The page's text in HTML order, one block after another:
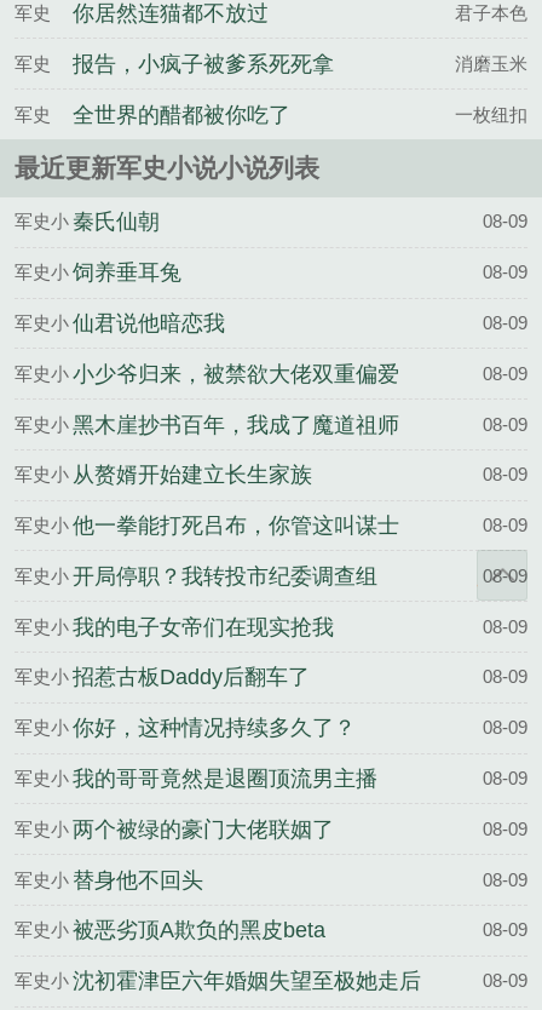
军史 你居然连猫都不放过 君子本色
军史
报告，小疯子被爹系死死拿
捏
消磨玉米
军史 全世界的醋都被你吃了 一枚纽扣
最近更新军史小说小说列表
军史小
说
秦氏仙朝 08-09
军史小
说
饲养垂耳兔 08-09
军史小
说
仙君说他暗恋我 08-09
军史小
说
小少爷归来，被禁欲大佬双重偏爱 08-09
军史小
说
黑木崖抄书百年，我成了魔道祖师 08-09
军史小
说
从赘婿开始建立长生家族 08-09
军史小
说
他一拳能打死吕布，你管这叫谋士 08-09
军史小
说
开局停职？我转投市纪委调查组 08-09
军史小
说
我的电子女帝们在现实抢我 08-09
军史小
说
招惹古板Daddy后翻车了 08-09
军史小
说
你好，这种情况持续多久了？ 08-09
军史小
说
我的哥哥竟然是退圈顶流男主播 08-09
军史小
说
两个被绿的豪门大佬联姻了 08-09
军史小
说
替身他不回头 08-09
军史小
说
被恶劣顶A欺负的黑皮beta 08-09
军史小沈初霍津臣六年婚姻失望至极她走后
08-09